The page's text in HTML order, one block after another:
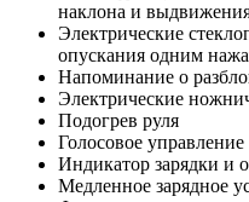
наклона и
Электрические
опускания одним
Напоминание о
Электрические
Подогрев руля
Голосовое управление
Индикатор зарядки и
Медленное зарядное